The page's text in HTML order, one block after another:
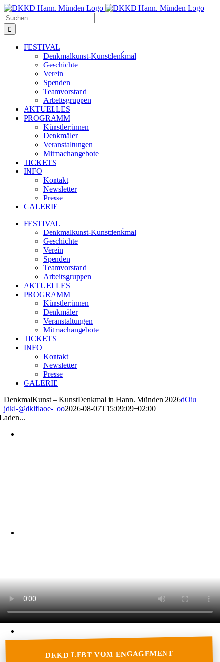
Zum
Inhalt
springen
Suche
nach:
FESTIVAL
Denkmalkunst-Kunstdenḱmal
Geschichte
Verein
Spenden
Teamvorstand
Arbeitsgruppen
AKTUELLES
PROGRAMM
Künstler:innen
Denkmäler
Veranstaltungen
Mitmachangebote
TICKETS
INFO
Kontakt
Newsletter
Presse
GALERIE
FESTIVAL
Denkmalkunst-Kunstdenḱmal
Geschichte
Verein
Spenden
Teamvorstand
Arbeitsgruppen
AKTUELLES
PROGRAMM
Künstler:innen
Denkmäler
Veranstaltungen
Mitmachangebote
TICKETS
INFO
Kontakt
Newsletter
Presse
GALERIE
DenkmalKunst – KunstDenkmal in Hann. Münden 2026dOiu_
jdkl-@dklflaoe-_oo2026-08-07T15:09:09+02:00
Laden...
DKKD LEBT VOM ENGAGEMENT